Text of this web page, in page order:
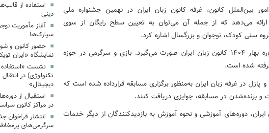
بین‌الملل کانون، غرفه کانون زبان ایران در نهمین جشنواره ملی
ارائه می‌دهد که از جمله آن می‌توان به تعیین سطح رایگان از سوی
سنی کودک، نوجوان و بزرگسال اشاره کرد.
در این غرفه هم‌چنین پیش ثبت‌نام دوره بهار ۱۴۰۴ کانون زبان ایران صورت می‌گیرد. بازی و سرگرمی در حوزه
شده است.
در غرفه زبان ایران به‌منظور برگزاری مسابقه قرارداده شده است که
و برنده‌شدن در مسابقه، جوایزی دریافت کنند.
دوره‌های آموزشی و نحوه آموزش به بازدیدکنندگان از دیگر خدمات
استفاده از
دینی
آغاز مأموریت
سیارک‌ها
حضور کانون و
نمایشگاه «ایران
نشست «استفاده
تکنولوژی) در
دیجیتال»
استقبال از
در مراکز کانون
انتشار فراخوان
سرگرمی‌های